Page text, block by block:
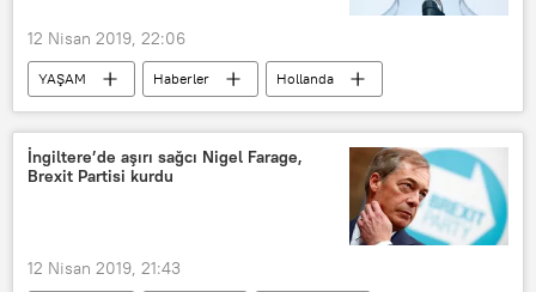
12 Nisan 2019, 22:06
YAŞAM Haberler
Hollanda
Jan Karbaat
Tüp bebek
Sperm
Kısırlık
İngiltere’de aşırı sağcı Nigel Farage,
Brexit Partisi kurdu
12 Nisan 2019, 21:43